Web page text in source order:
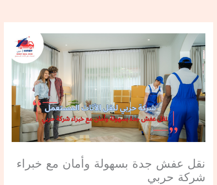
نقل عفش جدة بسهولة وأمان مع خبراء
شركة حربي